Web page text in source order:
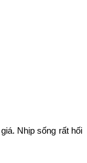
Nhịp sống rất hối